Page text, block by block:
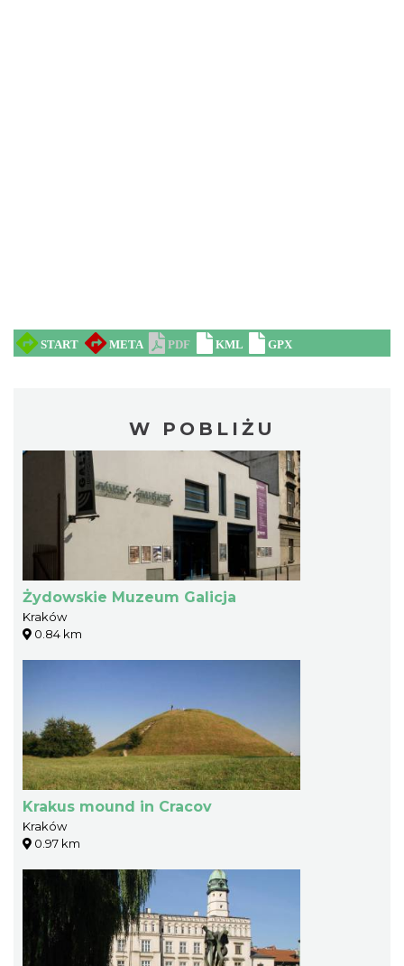
W POBLIŻU
Żydowskie Muzeum Galicja
Kraków
0.84 km
Krakus mound in Cracov
Kraków
0.97 km